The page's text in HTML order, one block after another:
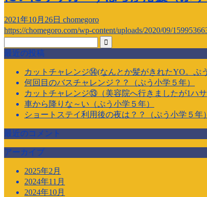
2021年10月26日 chomegoro
https://chomegoro.com/wp-content/uploads/2020/09/
最近の投稿
カットチャレンジ⑭(なんとか髪がきれたYO。ぷ
何回目のバスチャレンジ？？（ぷう小学５年）
カットチャレンジ⑬（美容院へ行きましたが1ハ
車から降りな～い（ぷう小学５年）
ショートステイ利用後の夜は？？（ぷう小学５年）
最近のコメント
アーカイブ
2025年2月
2024年11月
2024年10月